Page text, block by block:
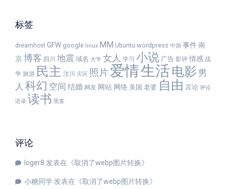
标签
dreamhost GFW google linux MM Ubuntu wordpress 中国 事件南
京博客 四川 地震 域名 大学 女人 学习 小说 广告 影评 情感 战
争 旅游 民主 汶川 灾区 照片 爱情生活 电影 男
人 科幻 空间 结婚 网友 网站 网络 美国 老婆 自由 言论 评论
语录 读书 黑客
评论
loger8 发表在《取消了webp图片转换》
小糖同学 发表在《取消了webp图片转换》